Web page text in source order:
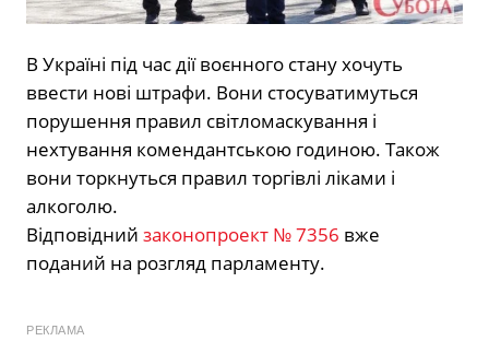
В Україні під час дії воєнного стану хочуть
ввести нові штрафи. Вони стосуватимуться
порушення правил світломаскування і
нехтування комендантською годиною. Також
вони торкнуться правил торгівлі ліками і
алкоголю.
Відповідний законопроект № 7356 вже
поданий на розгляд парламенту.
РЕКЛАМА